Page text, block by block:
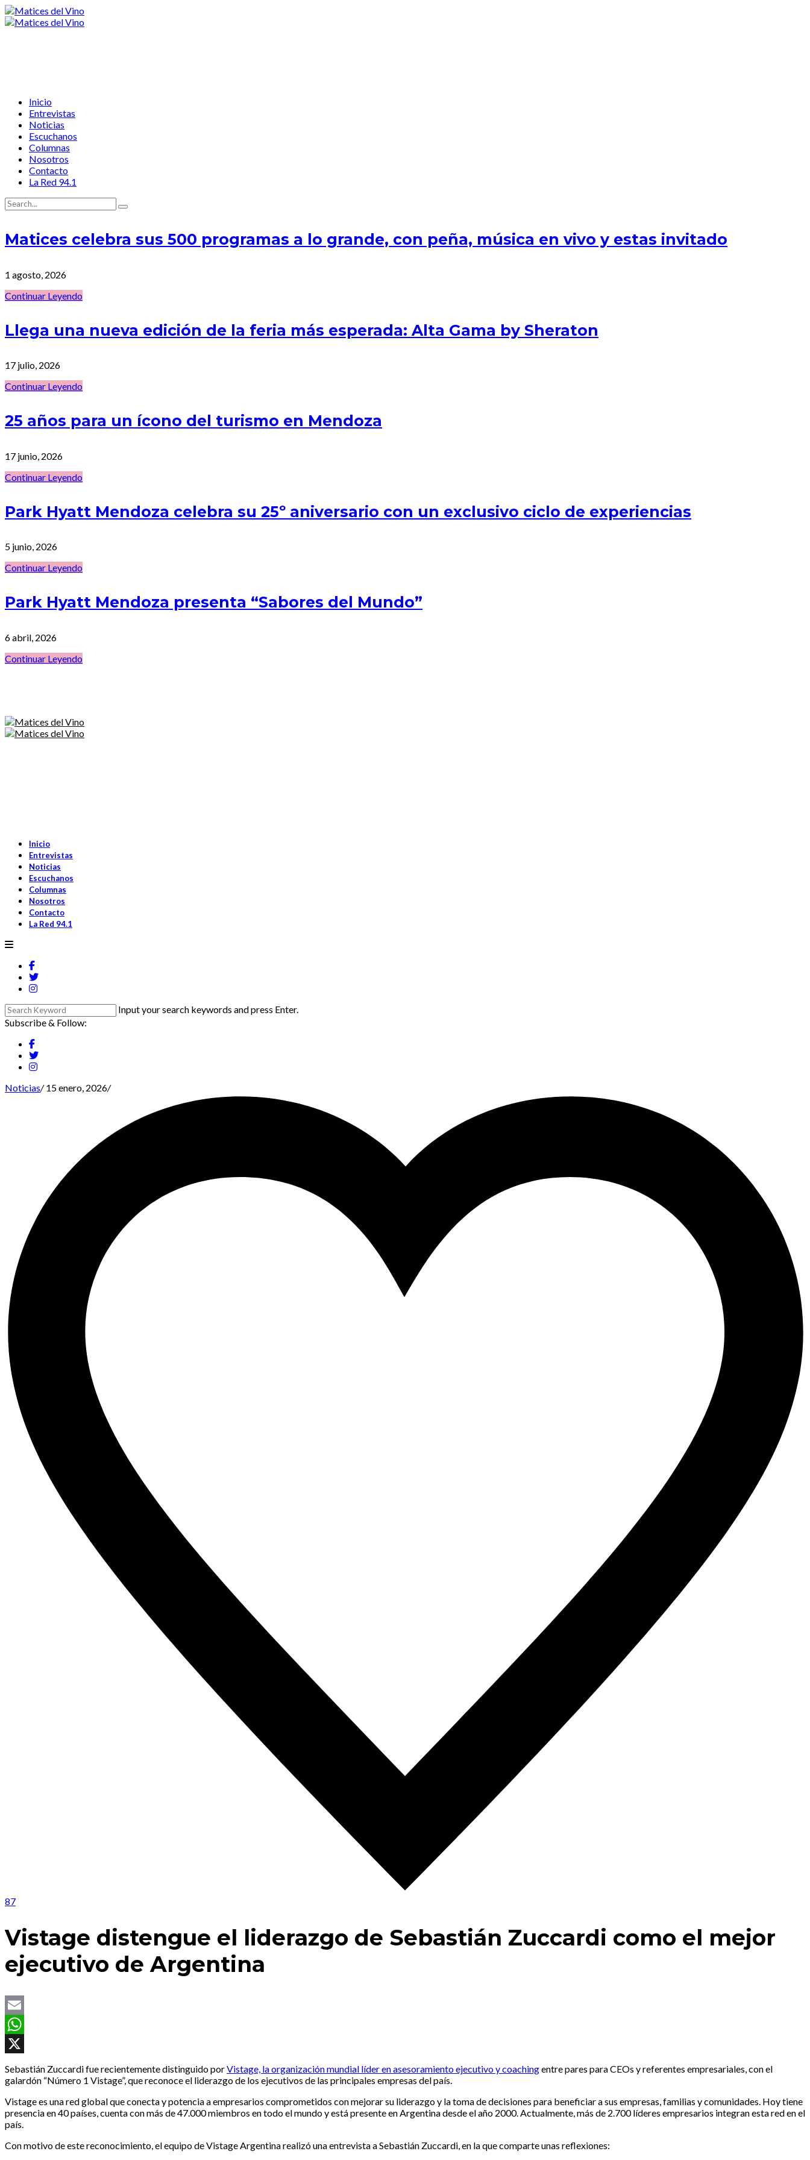
Inicio
Entrevistas
Noticias
Escuchanos
Columnas
Nosotros
Contacto
La Red 94.1
Matices celebra sus 500 programas a lo grande, con peña, música en vivo y estas invitado
1 agosto, 2026
Continuar Leyendo
Llega una nueva edición de la feria más esperada: Alta Gama by Sheraton
17 julio, 2026
Continuar Leyendo
25 años para un ícono del turismo en Mendoza
17 junio, 2026
Continuar Leyendo
Park Hyatt Mendoza celebra su 25º aniversario con un exclusivo ciclo de experiencias
5 junio, 2026
Continuar Leyendo
Park Hyatt Mendoza presenta “Sabores del Mundo”
6 abril, 2026
Continuar Leyendo
Inicio
Entrevistas
Noticias
Escuchanos
Columnas
Nosotros
Contacto
La Red 94.1
Input your search keywords and press Enter.
Subscribe & Follow:
Noticias/15 enero, 2026/
87
Vistage distengue el liderazgo de Sebastián Zuccardi como el mejor
ejecutivo de Argentina
Email
WhatsApp
Sebastián Zuccardi fue recientemente distinguido porVistage, la organización mundial líder en asesoramiento ejecutivo y coachingentre pares para CEOs y referentes empresariales, con el
galardón “Número 1 Vistage”, que reconoce el liderazgo de los ejecutivos de las principales empresas del país.
Vistage es una red global que conecta y potencia a empresarios comprometidos con mejorar su liderazgo y la toma de decisiones para beneficiar a sus empresas, familias y comunidades. Hoy tiene
presencia en 40 países, cuenta con más de 47.000 miembros en todo el mundo y está presente en Argentina desde el año 2000. Actualmente, más de 2.700 líderes empresarios integran esta red en el
país.
Con motivo de este reconocimiento, el equipo de Vistage Argentina realizó una entrevista a Sebastián Zuccardi, en la que comparte unas reflexiones: